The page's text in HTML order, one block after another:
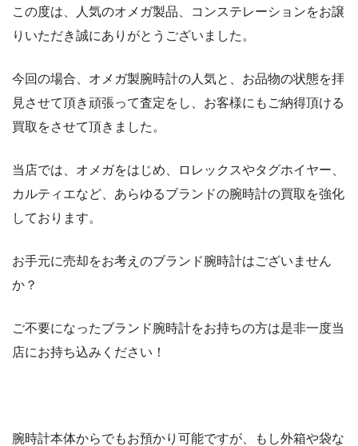
この度は、人気のオメガ製品、コンステレーションをお譲
りいただき誠にありがとうございました。
今回の場合、オメガ製腕時計の人気と、お品物の状態を拝
見させて頂き頑張って査定をし、お客様にもご納得頂ける
買取をさせて頂きました。
当店では、オメガをはじめ、ロレックスやタグホイヤー、
カルティエなど、あらゆるブランドの腕時計の買取を強化
しております。
お手元に売却をお考えのブランド腕時計はございません
か？
ご不要になったブランド腕時計をお持ちの方は是非一度当
店にお持ち込みください！
腕時計本体からでもお預かり可能ですが、もし外箱や袋な